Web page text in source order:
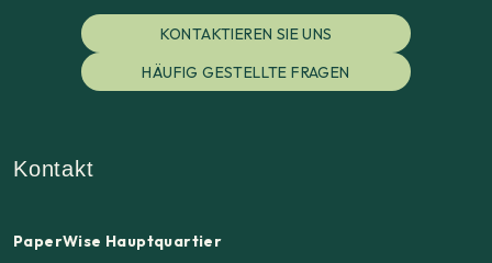
KONTAKTIEREN SIE UNS
HÄUFIG GESTELLTE FRAGEN
Kontakt
PaperWise Hauptquartier